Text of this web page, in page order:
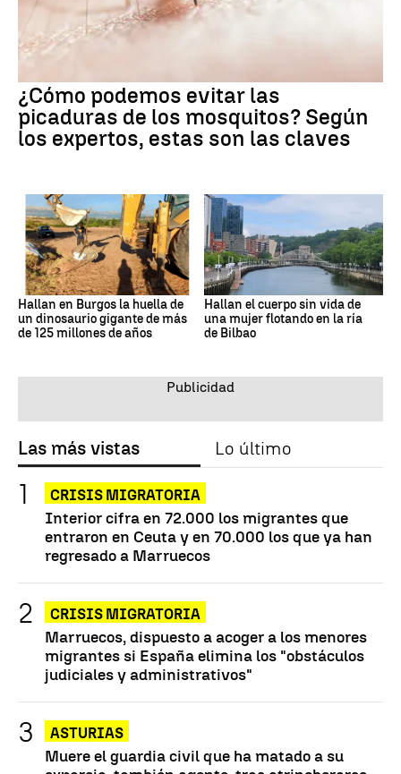
¿Cómo podemos evitar las
picaduras de los mosquitos? Según
los expertos, estas son las claves
Hallan en Burgos la huella de
un dinosaurio gigante de más
de 125 millones de años
Hallan el cuerpo sin vida de
una mujer flotando en la ría
de Bilbao
Las más vistas Lo último
CRISIS MIGRATORIA
Interior cifra en 72.000 los migrantes que
entraron en Ceuta y en 70.000 los que ya han
regresado a Marruecos
CRISIS MIGRATORIA
Marruecos, dispuesto a acoger a los menores
migrantes si España elimina los "obstáculos
judiciales y administrativos"
ASTURIAS
Muere el guardia civil que ha matado a su